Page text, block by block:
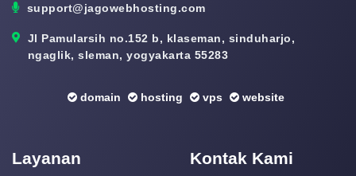
support@jagowebhosting.com
Jl Pamularsih no.152 b, klaseman, sinduharjo,
ngaglik, sleman, yogyakarta 55283
domain hosting vps website
Layanan Kontak Kami